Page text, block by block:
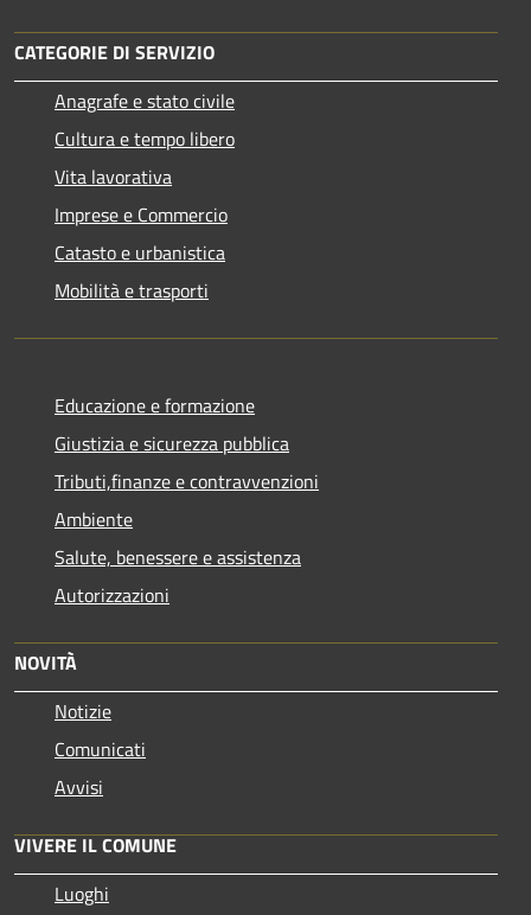
CATEGORIE DI SERVIZIO
Anagrafe e stato civile
Cultura e tempo libero
Vita lavorativa
Imprese e Commercio
Catasto e urbanistica
Mobilità e trasporti
Educazione e formazione
Giustizia e sicurezza pubblica
Tributi,finanze e contravvenzioni
Ambiente
Salute, benessere e assistenza
Autorizzazioni
NOVITÀ
Notizie
Comunicati
Avvisi
VIVERE IL COMUNE
Luoghi